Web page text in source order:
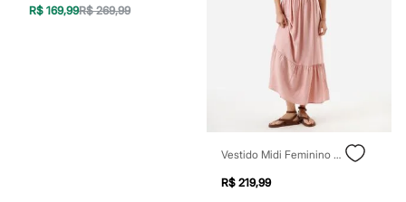
Acessórios
R$ 169,99R$ 269,99
Vestido Midi Feminino Com Viscose E Recortes Rosa
R$ 219,99